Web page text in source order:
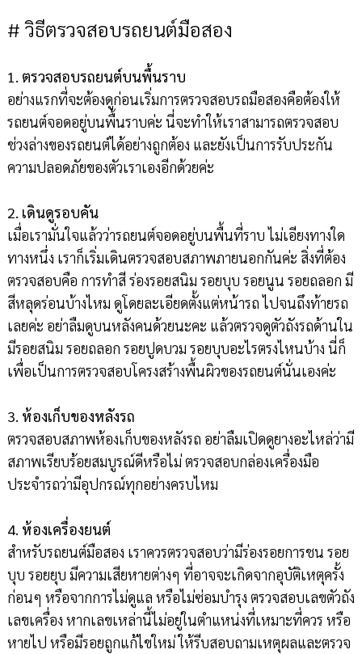
# วิธีตรวจสอบรถยนต์มือสอง
1. ตรวจสอบรถยนต์บนพื้นราบ
อย่างแรกที่จะต้องดูก่อนเริ่มการตรวจสอบรถมือสองคือต้องให้
รถยนต์จอดอยู่บนพื้นราบค่ะ นี่จะทำให้เราสามารถตรวจสอบ
ช่วงล่างของรถยนต์ได้อย่างถูกต้อง และยังเป็นการรับประกัน
ความปลอดภัยของตัวเราเองอีกด้วยค่ะ
2. เดินดูรอบคัน
เมื่อเรามั่นใจแล้วว่ารถยนต์จอดอยู่บนพื้นที่ราบ ไม่เอียงทางใด
ทางหนึ่ง เราก็เริ่มเดินตรวจสอบสภาพภายนอกกันค่ะ สิ่งที่ต้อง
ตรวจสอบคือ การทำสี ร่องรอยสนิม รอยบุบ รอยนูน รอยถลอก มี
สีหลุดร่อนบ้างไหม ดูโดยละเอียดตั้งแต่หน้ารถ ไปจนถึงท้ายรถ
เลยค่ะ อย่าลืมดูบนหลังคนด้วยนะคะ แล้วตรวจดูตัวถังรถด้านใน
มีรอยสนิม รอยถลอก รอยปูดบวม รอยบุบอะไรตรงไหนบ้าง นี่ก็
เพื่อเป็นการตรวจสอบโครงสร้างพื้นผิวของรถยนต์นั่นเองค่ะ
3. ห้องเก็บของหลังรถ
ตรวจสอบสภาพห้องเก็บของหลังรถ อย่าลืมเปิดดูยางอะไหล่ว่ามี
สภาพเรียบร้อยสมบูรณ์ดีหรือไม่ ตรวจสอบกล่องเครื่องมือ
ประจำรถว่ามีอุปกรณ์ทุกอย่างครบไหม
4. ห้องเครื่องยนต์
สำหรับรถยนต์มือสอง เราควรตรวจสอบว่ามีร่องรอยการชน รอย
บุบ รอยยุบ มีความเสียหายต่างๆ ที่อาจจะเกิดจากอุบัติเหตุครั้ง
ก่อนๆ หรือจากการไม่ดูแล หรือไม่ซ่อมบำรุง ตรวจสอบเลขตัวถัง
เลขเครื่อง หากเลขเหล่านี้ไม่อยู่ในตำแหน่งที่เหมาะที่ควร หรือ
หายไป หรือมีรอยถูกแก้ไขใหม่ ให้รีบสอบถามเหตุผลและตรวจ